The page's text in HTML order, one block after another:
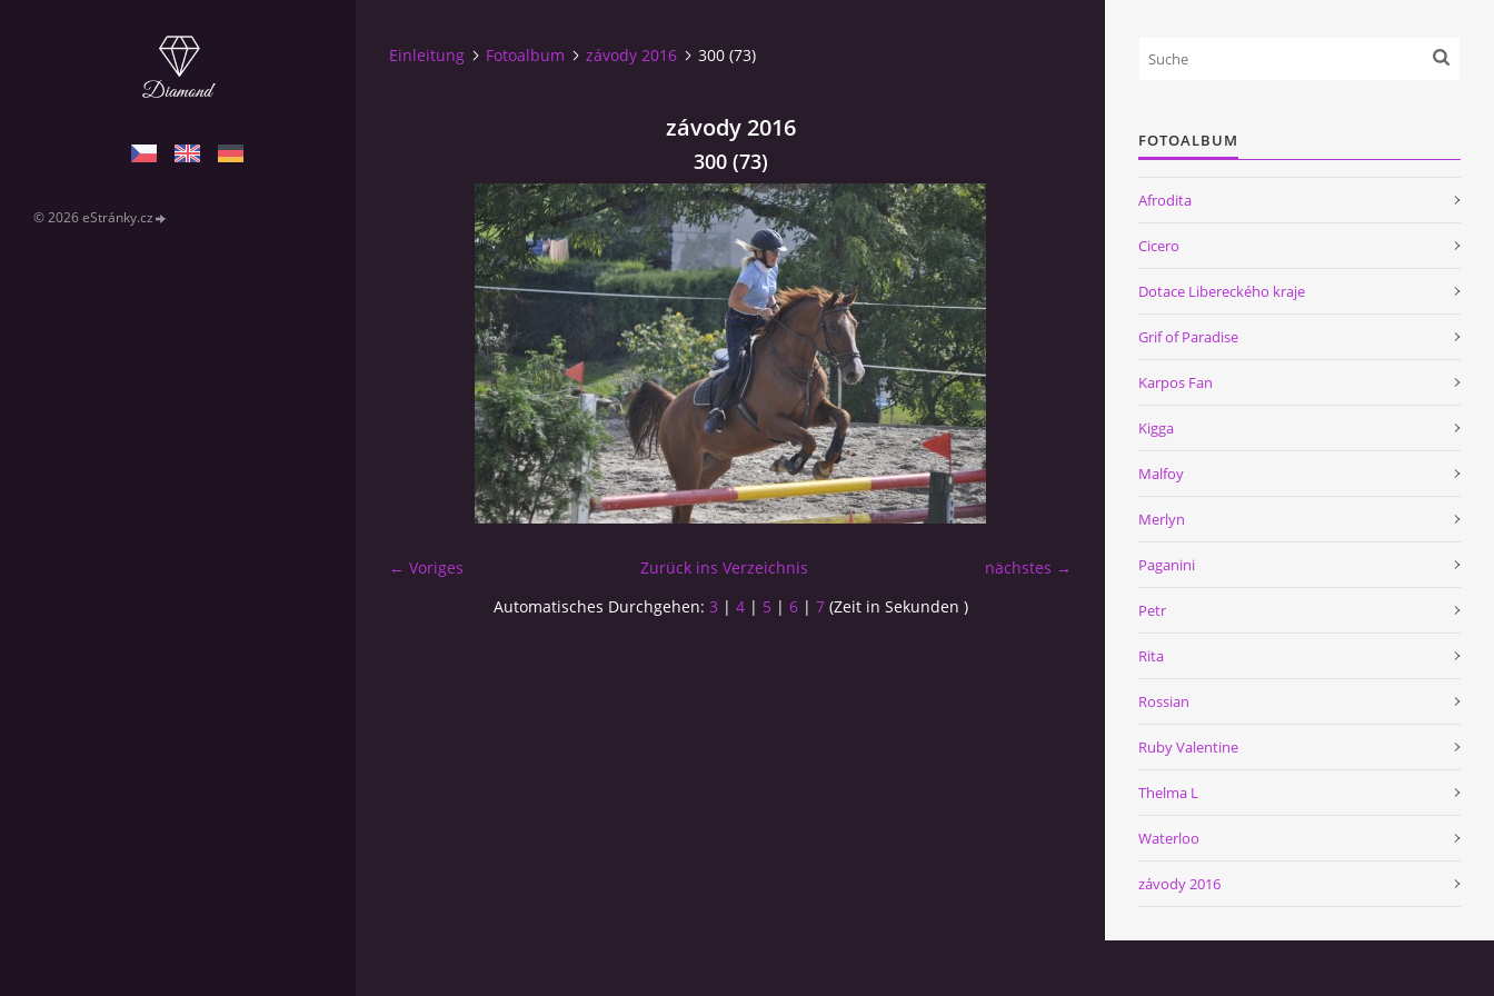
© 2026 eStránky.cz
Einleitung Fotoalbum závody 2016 300 (73)
závody 2016
300 (73)
← Voriges nächstes →
Zurück ins Verzeichnis
Automatisches Durchgehen: 3 | 4| 5 | 6| 7(Zeit in Sekunden )
FOTOALBUM
Afrodita
Cicero
Dotace Libereckého kraje
Grif of Paradise
Karpos Fan
Kigga
Malfoy
Merlyn
Paganini
Petr
Rita
Rossian
Ruby Valentine
Thelma L
Waterloo
závody 2016